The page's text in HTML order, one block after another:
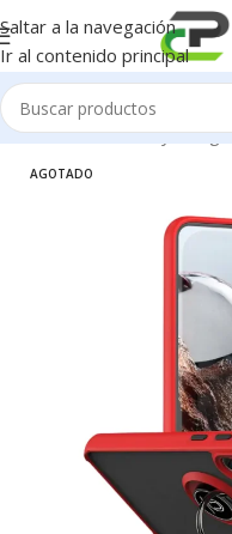
Saltar a la navegación
Ir al contenido principal
Inicio/Accesorios y
AGOTADO